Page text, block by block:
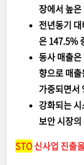
장에서 높
전년동기
은 147.5%
동사 매출
향으로 매
가중되면서
강화되는
보안 시장
STO신사업 진출